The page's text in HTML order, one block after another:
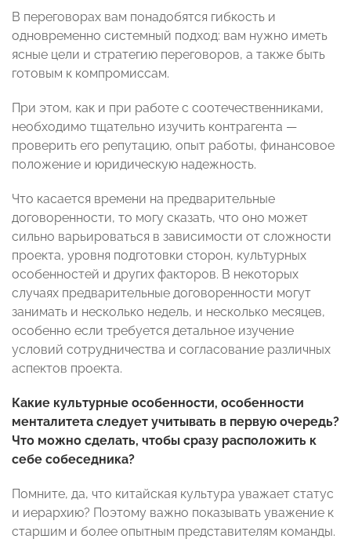
В переговорах вам понадобятся гибкость и
одновременно системный подход: вам нужно иметь
ясные цели и стратегию переговоров, а также быть
готовым к компромиссам.
При этом, как и при работе с соотечественниками,
необходимо тщательно изучить контрагента —
проверить его репутацию, опыт работы, финансовое
положение и юридическую надежность.
Что касается времени на предварительные
договоренности, то могу сказать, что оно может
сильно варьироваться в зависимости от сложности
проекта, уровня подготовки сторон, культурных
особенностей и других факторов. В некоторых
случаях предварительные договоренности могут
занимать и несколько недель, и несколько месяцев,
особенно если требуется детальное изучение
условий сотрудничества и согласование различных
аспектов проекта.
Какие культурные особенности, особенности
менталитета следует учитывать в первую очередь?
Что можно сделать, чтобы сразу расположить к
себе собеседника?
Помните, да, что китайская культура уважает статус
и иерархию? Поэтому важно показывать уважение к
старшим и более опытным представителям команды.